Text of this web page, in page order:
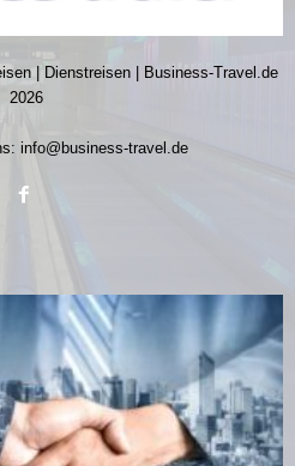
| Dienstreisen | Business-Travel.de
2026
info@business-travel.de